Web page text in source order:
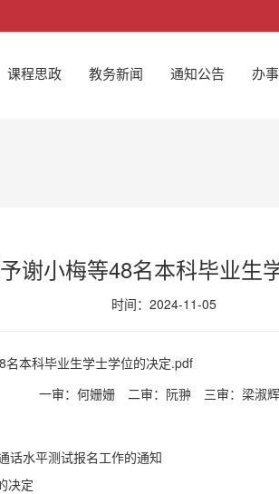
课程思政 教务新闻 通知公告 办
谢小梅等48名本科毕业生
时间：2024-11-05
本科毕业生学士学位的决定.pdf
一审：何姗姗
二审：阮翀 三审：梁淑辉
话水平测试报名工作的通知
决定